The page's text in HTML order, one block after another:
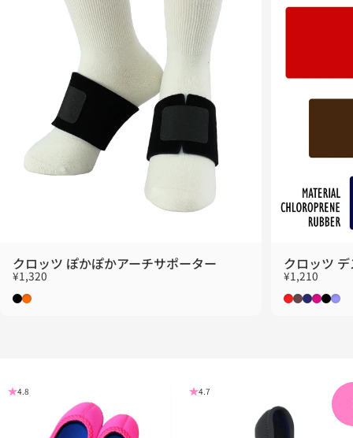
クロッツ ぽかぽかアーチサポーター
¥1,320
ブラック
オレンジ
クロッツ
¥1,210
レッド
ブラウン
ネイビー
ローズ
ブラ
ラ
4.8 4.7